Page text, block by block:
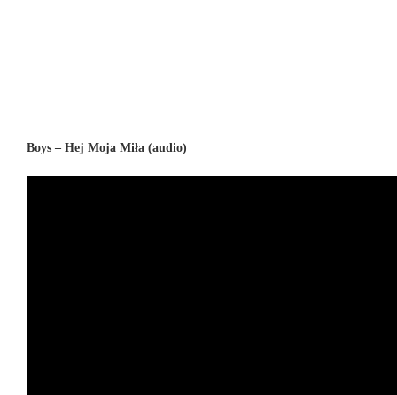
Boys – Hej Moja Miła (audio)